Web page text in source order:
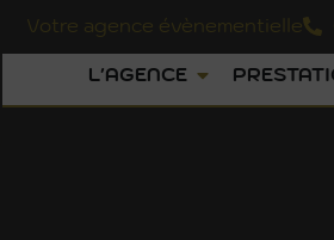
Votre agence évènementielle
L'AGENCE